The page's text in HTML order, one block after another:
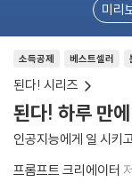
미리
소득공제 베스트셀러
된다! 시리즈
된다! 하루 만
인공지능에게 일 시키
프롬프트 크리에이터 저